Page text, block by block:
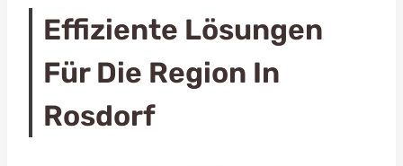
Effiziente Lösungen
Für Die Region In
Rosdorf